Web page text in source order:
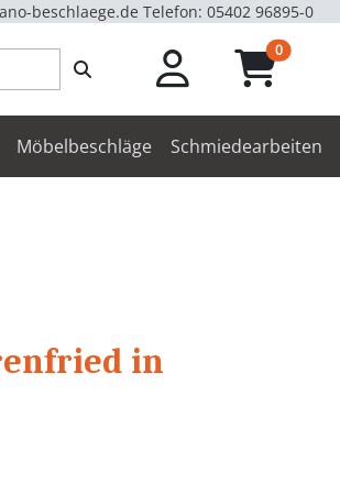
beschlaege.de Telefon: 05402 96895-0
0unread
Möbelbeschläge Schmiedearbeiten
in